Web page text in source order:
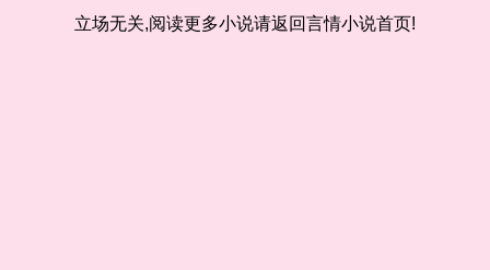
立场无关,阅读更多小说请返回言情小说首页!